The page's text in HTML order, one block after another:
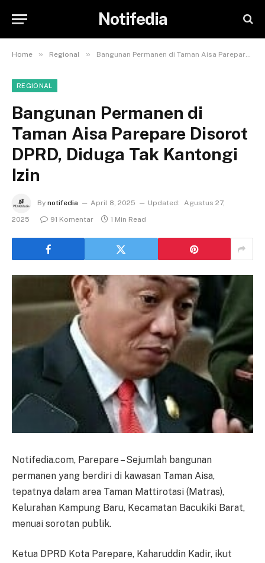
Notifedia
Home » Regional » Bangunan Permanen di Taman Aisa Parepare Disorot DPRD, Diduga Tak Kantongi Izin
REGIONAL
Bangunan Permanen di
Taman Aisa Parepare Disorot
DPRD, Diduga Tak Kantongi
Izin
By notifedia April 8, 2025 Updated: Agustus 27,
2025
91 Komentar 1 Min Read
Notifedia.com, Parepare – Sejumlah bangunan
permanen yang berdiri di kawasan Taman Aisa,
tepatnya dalam area Taman Mattirotasi (Matras),
Kelurahan Kampung Baru, Kecamatan Bacukiki Barat,
menuai sorotan publik.
Ketua DPRD Kota Parepare, Kaharuddin Kadir, ikut